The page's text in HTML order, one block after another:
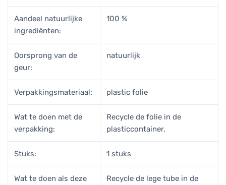
Aandeel natuurlijke
ingrediënten:
100 %
Oorsprong van de
geur:
natuurlijk
Verpakkingsmateriaal: plastic folie
Wat te doen met de
verpakking:
Recycle de folie in de
plasticcontainer.
Stuks: 1 stuks
Wat te doen als deze
Recycle de lege tube in de